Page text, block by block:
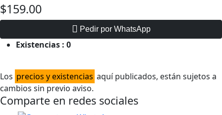
$159.00
Pedir por WhatsApp
Existencias : 0
Los precios y existencias aquí publicados, están sujetos a
cambios sin previo aviso.
Comparte en redes sociales